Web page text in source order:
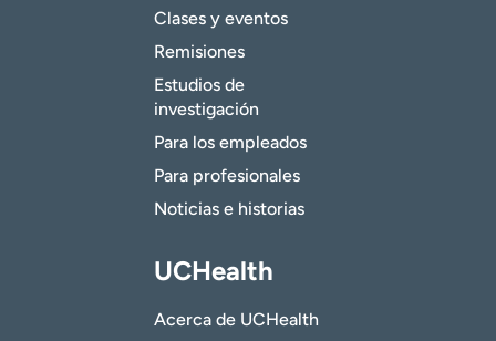
Clases y eventos
Remisiones
Estudios de
investigación
Para los empleados
Para profesionales
Noticias e historias
UCHealth
Acerca de UCHealth